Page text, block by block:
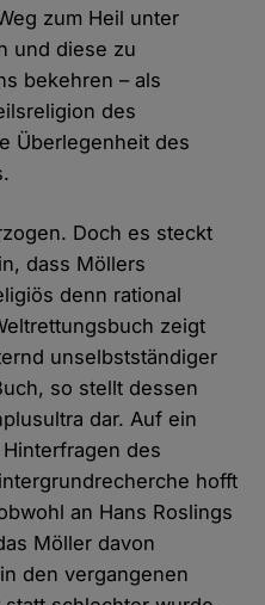
zum Heil unter
und diese zu
bekehren – als
des
Überlegenheit des
Doch es steckt
dass Möllers
denn rational
zeigt
unselbstständiger
so stellt dessen
dar. Auf ein
des
hofft
an Hans Roslings
Möller davon
den vergangenen